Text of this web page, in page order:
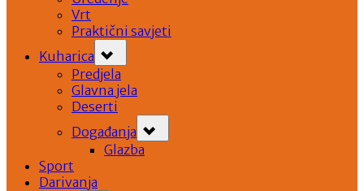
Vrt
Praktični savjeti
Kuharica
sub-
menu
Predjela
Glavna jela
Deserti
Događanja
sub-
menu
Glazba
Sport
Darivanja